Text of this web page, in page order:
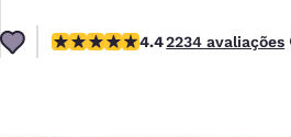
classificação 4.37 estrelas.
4.42234 avaliações